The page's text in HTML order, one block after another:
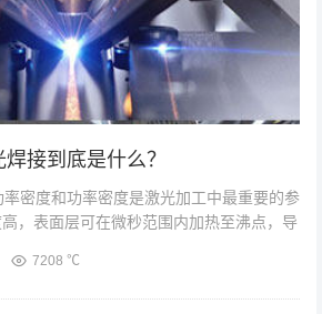
接到底是什么？
密度和功率密度是激光加工中最重要的参
，表面层可在微秒范围内加热至沸点，导
...
7208 ℃